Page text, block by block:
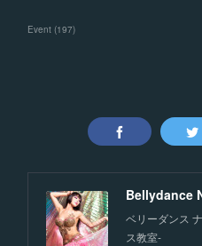
Event (197)
Bellydance
ベリーダンス
ス教室-